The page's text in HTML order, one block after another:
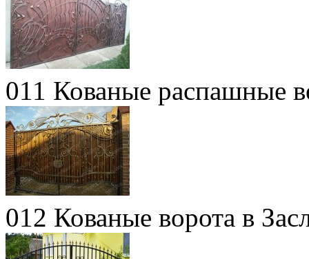
011 Кованые распашные
012 Кованые ворота в